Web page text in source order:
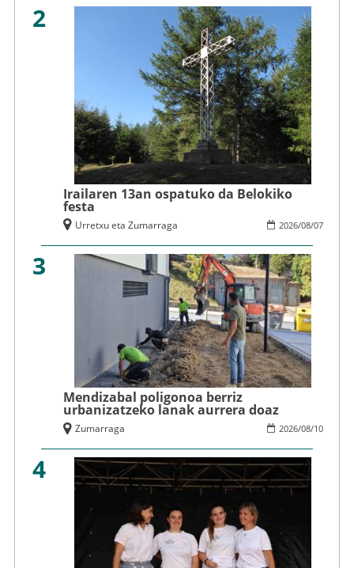
2
Irailaren 13an ospatuko da Belokiko
festa
2026/08/07
Urretxu eta Zumarraga
3
Mendizabal poligonoa berriz
urbanizatzeko lanak aurrera doaz
2026/08/10
Zumarraga
4